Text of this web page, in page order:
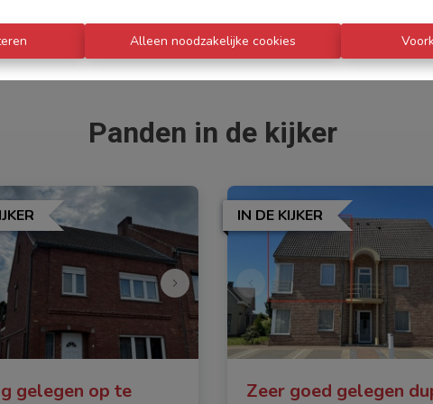
Alleen noodzakelijke cookies
Panden in de kijker
gelegen op te
IN DE KIJKER
Zeer goed gelegen